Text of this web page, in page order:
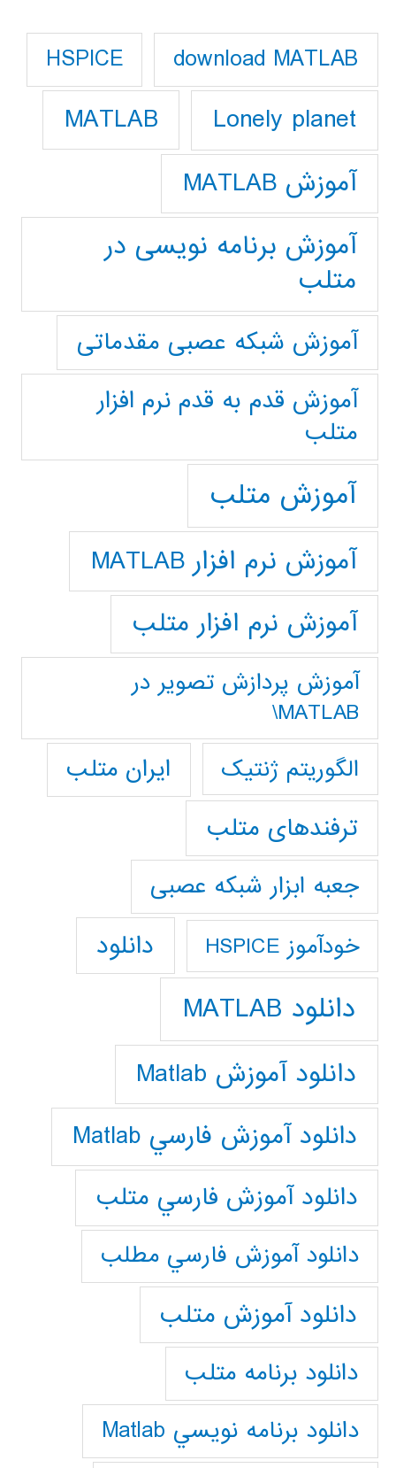
download MATLAB
HSPICE
Lonely planet
MATLAB
آموزش MATLAB
آموزش برنامه نویسی در
متلب
آموزش شبکه عصبی مقدماتی
آموزش قدم به قدم نرم افزار
متلب
آموزش متلب
آموزش نرم افزار MATLAB
آموزش نرم افزار متلب
آموزش پردازش تصوير در
MATLAB\
الگوریتم ژنتیک
ایران متلب
ترفندهای متلب
جعبه ابزار شبکه عصبی
خودآموز HSPICE دانلود
دانلود MATLAB
دانلود آموزش Matlab
دانلود آموزش فارسي Matlab
دانلود آموزش فارسي متلب
دانلود آموزش فارسي مطلب
دانلود آموزش متلب
دانلود برنامه متلب
دانلود برنامه نويسي Matlab